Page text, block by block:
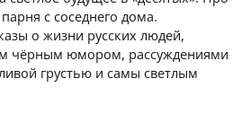
с соседнего дома.
о жизни русских людей,
чёрным юмором, рассуждениями
грустью и самы светлым